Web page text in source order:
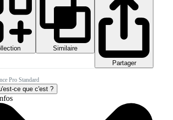
Similaire
Partager
Pro Standard
ce que c'est ?